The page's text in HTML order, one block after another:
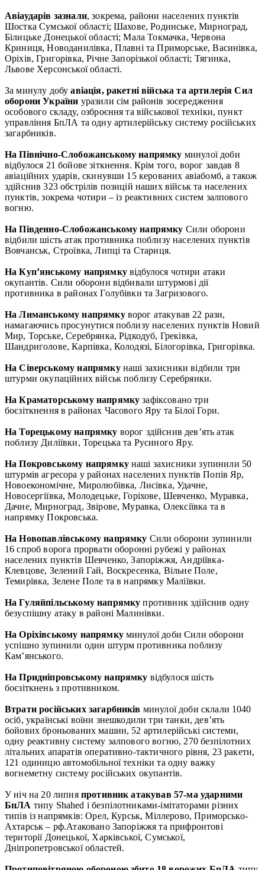
Авіаударів зазнали, зокрема, райони населених пунктів
Шостка Сумської області; Шахове, Родинське, Мирноград,
Білицьке Донецької області; Мала Токмачка, Червона
Криниця, Новоданилівка, Плавні та Приморське, Васинівка,
Оріхів, Григорівка, Річне Запорізької області; Тягинка,
Львове Херсонської області.
За минулу добуавіація, ракетні війська та артилерія Сил
оборони України уразили сім районів зосередження
особового складу, озброєння та військової техніки, пункт
управління БпЛА та одну артилерійську систему російських
загарбників.
На Північно-Слобожанському напрямку минулої доби
відбулося 21 бойове зіткнення. Крім того, ворог завдав 8
авіаційних ударів, скинувши 15 керованих авіабомб, а також
здійснив 323 обстрілів позицій наших військ та населених
пунктів, зокрема чотири – із реактивних систем залпового
вогню.
На Південно-Слобожанському напрямку Сили оборони
відбили шість атак противника поблизу населених пунктів
Вовчанськ, Строївка, Липці та Стариця.
На Куп’янському напрямкувідбулося чотири атаки
окупантів. Сили оборони відбивали штурмові дії
противника в районах Голубівки та Загризового.
На Лиманському напрямкуворог атакував 22 рази,
намагаючись просунутися поблизу населених пунктів Новий
Мир, Торське, Серебрянка, Рідкодуб, Греківка,
Шандриголове, Карпівка, Колодязі, Білогорівка, Григорівка.
На Сіверському напрямку наші захисники відбили три
штурми окупаційних військ поблизу Серебрянки.
На Краматорському напрямку зафіксовано три
боєзіткнення в районах Часового Яру та Білої Гори.
На Торецькому напрямку ворог здійснив дев’ять атак
поблизу Диліївки, Торецька та Русиного Яру.
На Покровському напрямкунаші захисники зупинили 50
штурмів агресора у районах населених пунктів Попів Яр,
Новоекономічне, Миролюбівка, Лисівка, Удачне,
Новосергіївка, Молодецьке, Горіхове, Шевченко, Муравка,
Дачне, Мирноград, Звірове, Муравка, Олексіївка та в
напрямку Покровська.
На Новопавлівському напрямку Сили оборони зупинили
16 спроб ворога прорвати оборонні рубежі у районах
населених пунктів Шевченко, Запоріжжя, Андріївка-
Клевцове, Зелений Гай, Воскресенка, Вільне Поле,
Темирівка, Зелене Поле та в напрямку Маліївки.
На Гуляйпільському напрямку противник здійснив одну
безуспішну атаку в районі Малинівки.
На Оріхівському напрямку минулої доби Сили оборони
успішно зупинили один штурм противника поблизу
Кам’янського.
На Придніпровському напрямку відбулося шість
боєзіткнень з противником.
Втрати російських загарбників минулої доби склали 1040
осіб, українські воїни знешкодили три танки, дев’ять
бойових броньованих машин, 52 артилерійські системи,
одну реактивну систему залпового вогню, 270 безпілотних
літальних апаратів оперативно-тактичного рівня, 23 ракети,
121 одиницю автомобільної техніки та одну важку
вогнеметну систему російських окупантів.
У ніч на 20 липняпротивник атакував 57-ма ударними
БпЛА типу Shahed і безпілотниками-імітаторами різних
типів із напрямків: Орел, Курськ, Міллерово, Приморсько-
Ахтарськ – рф.Атаковано Запоріжжя та прифронтові
території Донецької, Харківської, Сумської,
Дніпропетровської областей.